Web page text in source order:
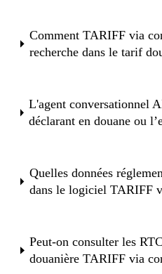
Comment TARIFF via
recherche dans le tarif
L'agent conversationnel
déclarant en douane ou
Quelles données
dans le logiciel TARIFF
Peut-on consulter les
douanière TARIFF via